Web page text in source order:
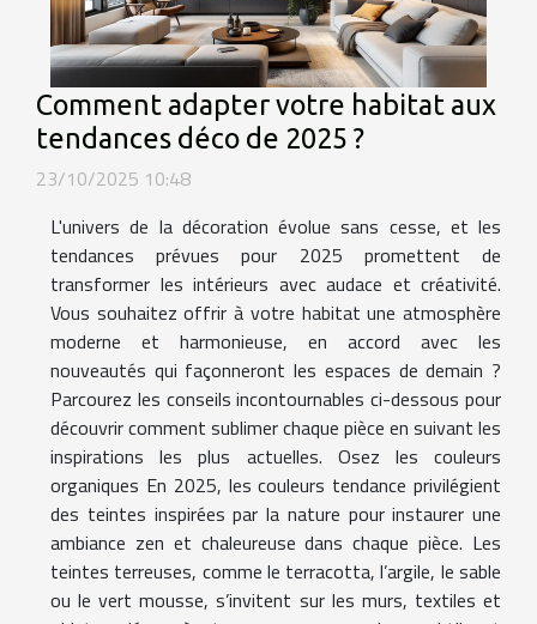
Comment adapter votre habitat aux
tendances déco de 2025 ?
23/10/2025 10:48
L'univers de la décoration évolue sans cesse, et les
tendances prévues pour 2025 promettent de
transformer les intérieurs avec audace et créativité.
Vous souhaitez offrir à votre habitat une atmosphère
moderne et harmonieuse, en accord avec les
nouveautés qui façonneront les espaces de demain ?
Parcourez les conseils incontournables ci-dessous pour
découvrir comment sublimer chaque pièce en suivant les
inspirations les plus actuelles. Osez les couleurs
organiques En 2025, les couleurs tendance privilégient
des teintes inspirées par la nature pour instaurer une
ambiance zen et chaleureuse dans chaque pièce. Les
teintes terreuses, comme le terracotta, l’argile, le sable
ou le vert mousse, s’invitent sur les murs, textiles et